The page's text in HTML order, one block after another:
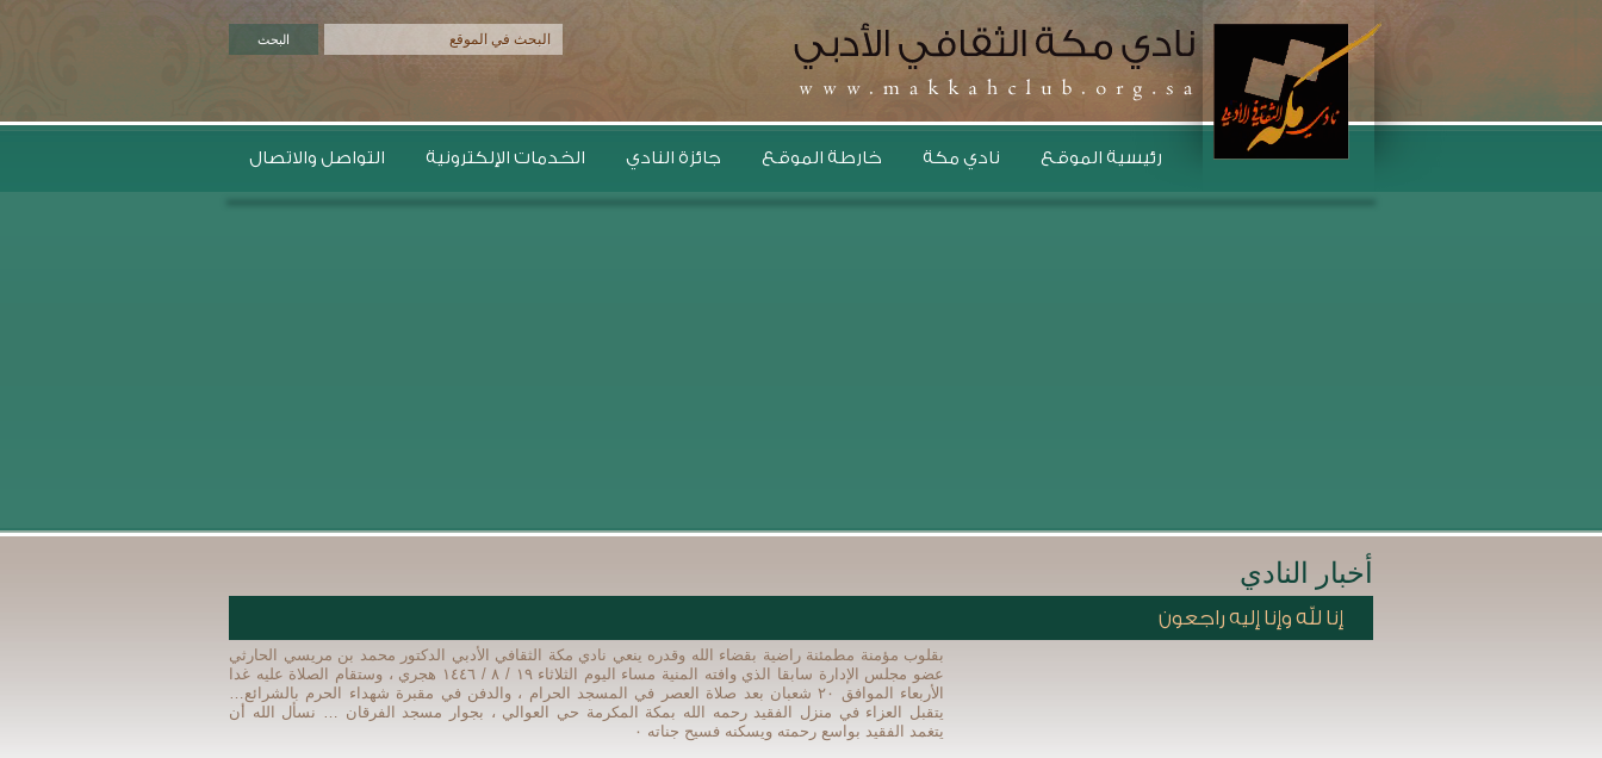
رئيسية الموقع نادي مكة خارطة الموقع جائزة النادي الخدمات الإلكترونية التواصل والاتصال
أخبار النادي
إنا لله وإنا إليه راجعون
بقلوب مؤمنة مطمئنة راضية بقضاء الله وقدره ينعي نادي مكة الثقافي الأدبي الدكتور محمد بن مريسي الحارثي
عضو مجلس الإدارة سابقا الذي وافته المنية مساء اليوم الثلاثاء ١٩ / ٨ / ١٤٤٦ هجري ، وستقام الصلاة عليه غدا
الأربعاء الموافق ٢٠ شعبان بعد صلاة العصر في المسجد الحرام ، والدفن في مقبرة شهداء الحرم بالشرائع…
يتقبل العزاء في منزل الفقيد رحمه الله بمكة المكرمة حي العوالي ، بجوار مسجد الفرقان … نسأل الله أن
يتغمد الفقيد بواسع رحمته ويسكنه فسيح جناته ٠